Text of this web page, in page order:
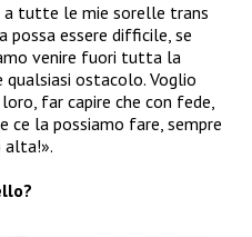
a tutte le mie sorelle trans
essere difficile, se
venire fuori tutta la
ostacolo. Voglio
far capire che con fede,
ce la possiamo fare, sempre
alta!».